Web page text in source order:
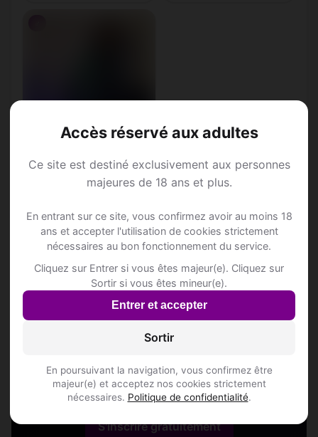
Accès réservé aux adultes
Ce site est destiné exclusivement aux personnes
majeures de 18 ans et plus.
En entrant sur ce site, vous confirmez avoir au moins 18
ans et accepter l'utilisation de cookies strictement
nécessaires au bon fonctionnement du service.
Cliquez sur Entrer si vous êtes majeur(e). Cliquez sur
Sortir si vous êtes mineur(e).
Entrer et accepter
Sortir
En poursuivant la navigation, vous confirmez être
majeur(e) et acceptez nos cookies strictement
nécessaires. Politique de confidentialité.
Raymondo, 45
Granges SO • Soleure
Annonce Rencontre à
Granges SO
des alentours !
S'inscrire gratuitement